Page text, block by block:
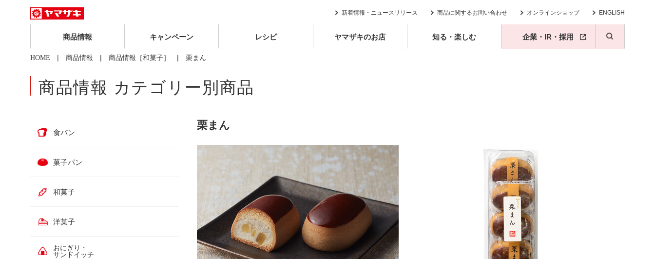
新着情報・ニュースリリース 商品に関するお問い合わせ オンラインショップ ENGLISH
商品情報 キャンペーン レシピ ヤマザキのお店 知る・楽しむ 企業・IR・採用
HOME | 商品情報 | 商品情報［和菓子］ | 栗まん
商品情報 カテゴリー別商品
食パン
菓子パン
和菓子
洋菓子
おにぎり・
サンドイッチ
栗まん